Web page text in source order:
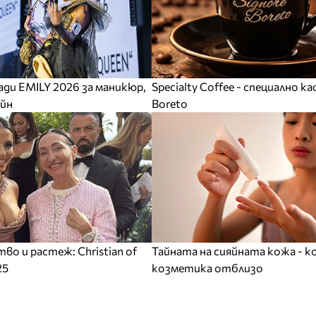
EMILY 2026 за маникюр,
Specialty Coffee - специално
Boreto
и растеж: Christian of
Тайната на сияйната кожа -
козметика отблизо